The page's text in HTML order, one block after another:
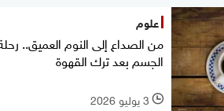
علوم
من الصداع إلى النوم العميق..
الجسم بعد ترك القهوة
l 3 يوليو 2026